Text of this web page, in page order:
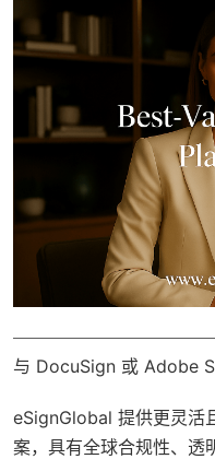
与 DocuSign 或 Adobe
eSignGlobal 提供更灵活
案，具有全球合规性、透